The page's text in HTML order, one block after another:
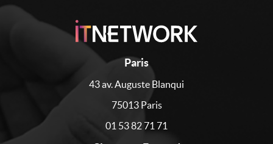
Paris
43 av. Auguste Blanqui
75013 Paris
01 53 82 71 71